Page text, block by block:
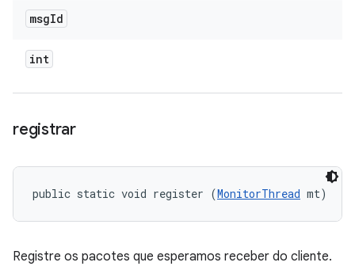
msgId
int
registrar
public static void register (MonitorThread mt)
Registre os pacotes que esperamos receber do cliente.